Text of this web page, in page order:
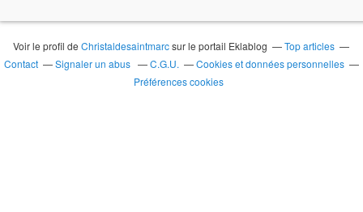
Voir le profil deChristaldesaintmarcsur le portail Eklablog
Top articles
Contact
Signaler un abus C.G.U.
Cookies et données personnelles
Préférences cookies